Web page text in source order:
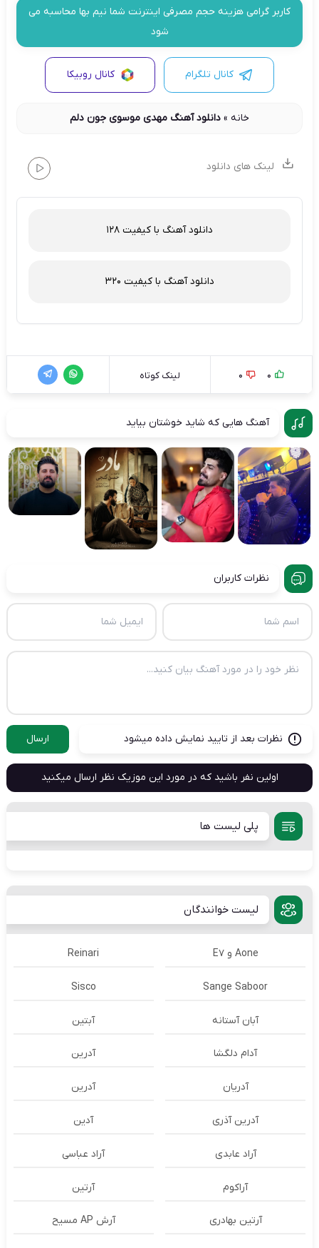
کاربر گرامی هزینه حجم مصرفی اینترنت شما نیم بها محاسبه می
شود
کانال تلگرام کانال روبیکا
خانه» دانلود آهنگ مهدی موسوی جون دلم
لینک های دانلود
دانلود آهنگ با کیفیت 128
دانلود آهنگ با کیفیت 320
0
0 لینک کوتاه
آهنگ هایی که شاید خوشتان بیاید
نظرات کاربران
نظرات بعد از تایید نمایش داده میشود ارسال
اولین نفر باشید که در مورد این موزیک نظر ارسال میکنید
پلی لیست ها
لیست خوانندگان
Aone و E7 Reinari
Sange Saboor
Sisco
آبان آستانه آبتین
آدام دلگشا آدرين
آدریان آدرین
آدرین آذری آدین
آراد عابدی آراد عباسی
آراکوم آرتین
آرتین بهادری آرش AP مسیح